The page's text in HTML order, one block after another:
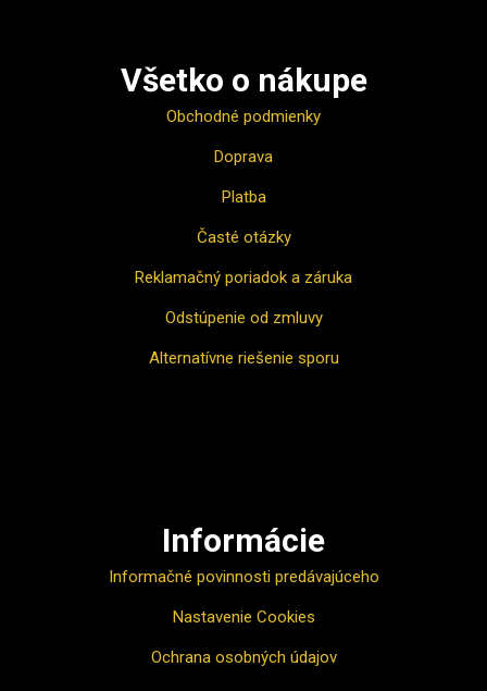
Všetko o nákupe
Obchodné podmienky
Doprava
Platba
Časté otázky
Reklamačný poriadok a záruka
Odstúpenie od zmluvy
Alternatívne riešenie sporu
Informácie
Informačné povinnosti predávajúceho
Nastavenie Cookies
Ochrana osobných údajov